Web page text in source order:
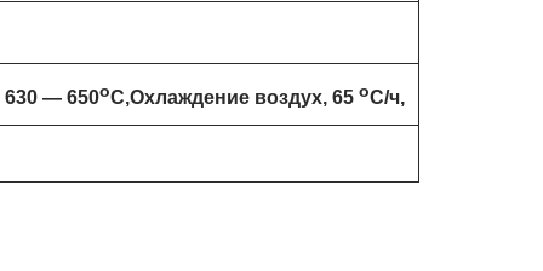
630 — 650oC,Охлаждение воздух, 65oC/ч,